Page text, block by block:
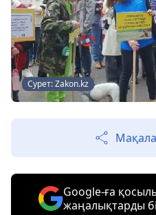
Сурет: Zakon.kz
Google-ға
жаңалықтарды